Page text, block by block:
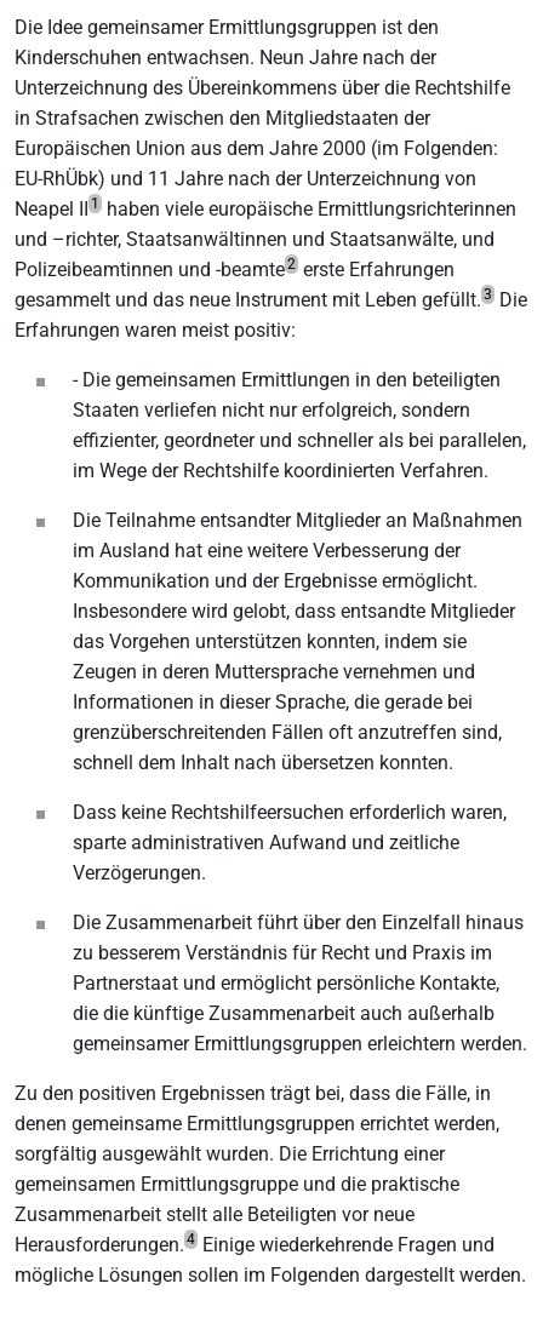
Die Idee gemeinsamer Ermittlungsgruppen ist den
Kinderschuhen entwachsen. Neun Jahre nach der
Unterzeichnung des Übereinkommens über die Rechtshilfe
in Strafsachen zwischen den Mitgliedstaaten der
Europäischen Union aus dem Jahre 2000 (im Folgenden:
EU-RhÜbk) und 11 Jahre nach der Unterzeichnung von
Neapel II
1
haben viele europäische Ermittlungsrichterinnen
und –richter, Staatsanwältinnen und Staatsanwälte, und
Polizeibeamtinnen und -beamte2 erste Erfahrungen
gesammelt und das neue Instrument mit Leben gefüllt. 3
Die
Erfahrungen waren meist positiv:
- Die gemeinsamen Ermittlungen in den beteiligten
Staaten verliefen nicht nur erfolgreich, sondern
effizienter, geordneter und schneller als bei parallelen,
im Wege der Rechtshilfe koordinierten Verfahren.
Die Teilnahme entsandter Mitglieder an Maßnahmen
im Ausland hat eine weitere Verbesserung der
Kommunikation und der Ergebnisse ermöglicht.
Insbesondere wird gelobt, dass entsandte Mitglieder
das Vorgehen unterstützen konnten, indem sie
Zeugen in deren Muttersprache vernehmen und
Informationen in dieser Sprache, die gerade bei
grenzüberschreitenden Fällen oft anzutreffen sind,
schnell dem Inhalt nach übersetzen konnten.
Dass keine Rechtshilfeersuchen erforderlich waren,
sparte administrativen Aufwand und zeitliche
Verzögerungen.
Die Zusammenarbeit führt über den Einzelfall hinaus
zu besserem Verständnis für Recht und Praxis im
Partnerstaat und ermöglicht persönliche Kontakte,
die die künftige Zusammenarbeit auch außerhalb
gemeinsamer Ermittlungsgruppen erleichtern werden.
Zu den positiven Ergebnissen trägt bei, dass die Fälle, in
denen gemeinsame Ermittlungsgruppen errichtet werden,
sorgfältig ausgewählt wurden. Die Errichtung einer
gemeinsamen Ermittlungsgruppe und die praktische
Zusammenarbeit stellt alle Beteiligten vor neue
Herausforderungen. 4 Einige wiederkehrende Fragen und
mögliche Lösungen sollen im Folgenden dargestellt werden.